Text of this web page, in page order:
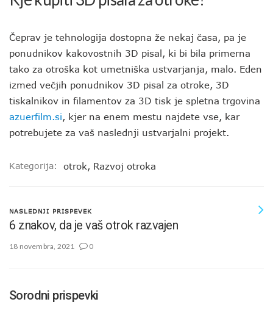
Čeprav je tehnologija dostopna že nekaj časa, pa je
ponudnikov kakovostnih 3D pisal, ki bi bila primerna
tako za otroška kot umetniška ustvarjanja, malo. Eden
izmed večjih ponudnikov 3D pisal za otroke, 3D
tiskalnikov in filamentov za 3D tisk je spletna trgovina
azuerfilm.si, kjer na enem mestu najdete vse, kar
potrebujete za vaš naslednji ustvarjalni projekt.
Kategorija: otrok, Razvoj otroka
NASLEDNJI PRISPEVEK
6 znakov, da je vaš otrok razvajen
18 novembra, 2021 0
Sorodni prispevki